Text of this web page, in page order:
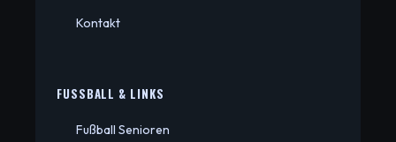
Kontakt
FUSSBALL & LINKS
Fußball Senioren